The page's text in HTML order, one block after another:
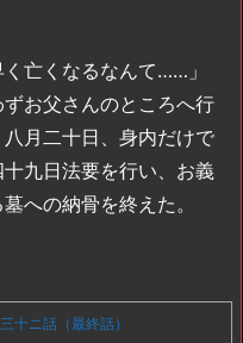
く亡くなるなんて……」
ずお父さんのところへ行
月二十日、身内だけで
九日法要を行い、お義
への納骨を終えた。
十ニ話（最終話）